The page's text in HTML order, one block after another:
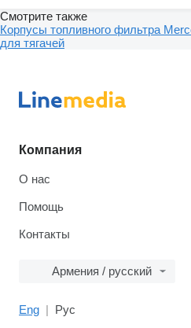
Смотрите также
Корпусы топливного фильтра
для тягачей
Компания
О нас
Помощь
Контакты
Армения / русский
Eng Рус